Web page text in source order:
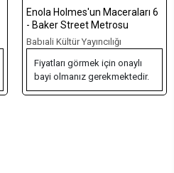
Enola Holmes'un Maceraları 6
- Baker Street Metrosu
Babıali Kültür Yayıncılığı
Fiyatları görmek için onaylı
bayi olmanız gerekmektedir.